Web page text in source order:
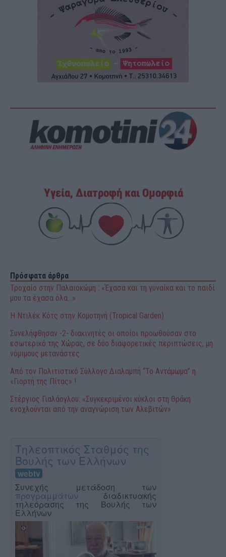
Πρόσφατα άρθρα
Τροχαίο στην Παλαιοκώμη : «Έχασα και τη γυναίκα και το παιδί
μου τα έχασα όλα…»
Η Ντιλέκ Κότς στην Κομοτηνή (Tropical Garden)
Συνελήφθησαν -2- διακινητές οι οποίοι προωθούσαν στο
εσωτερικό της Χώρας, σε δύο διαφορετικές περιπτώσεις, μη
νόμιμους μετανάστες
Από τον Πολιτιστικό Σύλλογο Διαλαμπή “Το Αντάμωμα” η
«Γιορτή της Πίτας» !
Στέργιος Γιαλάογλου: «Συγκεκριμένοι κύκλοι στη Θράκη
ενοχλούνται από την αναγνώριση των Αλεβιτών»